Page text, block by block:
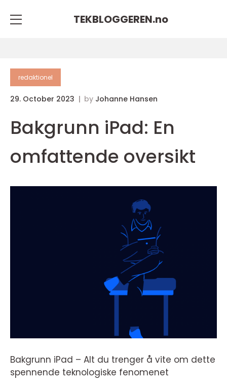
TEKBLOGGEREN.no
redaktionel
29. October 2023 by Johanne Hansen
Bakgrunn iPad: En
omfattende oversikt
Bakgrunn iPad – Alt du trenger å vite om dette
spennende teknologiske fenomenet